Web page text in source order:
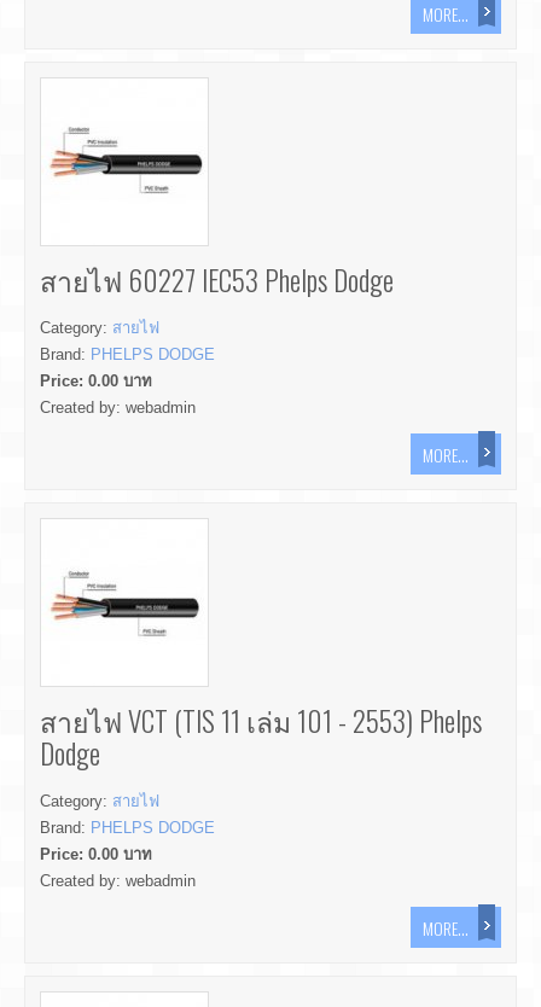
MORE...
สายไฟ 60227 IEC53 Phelps Dodge
Category: สายไฟ
Brand: PHELPS DODGE
Price: 0.00 บาท
Created by: webadmin
MORE...
สายไฟ VCT (TIS 11 เล่ม 101 - 2553) Phelps
Dodge
Category: สายไฟ
Brand: PHELPS DODGE
Price: 0.00 บาท
Created by: webadmin
MORE...